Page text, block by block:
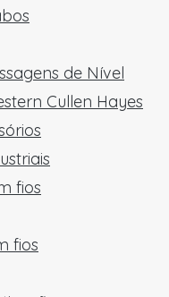
de Nível
Cullen Hayes
fios
fios